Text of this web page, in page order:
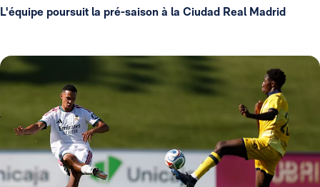
L'équipe poursuit la pré-saison à la Ciudad Real Madrid